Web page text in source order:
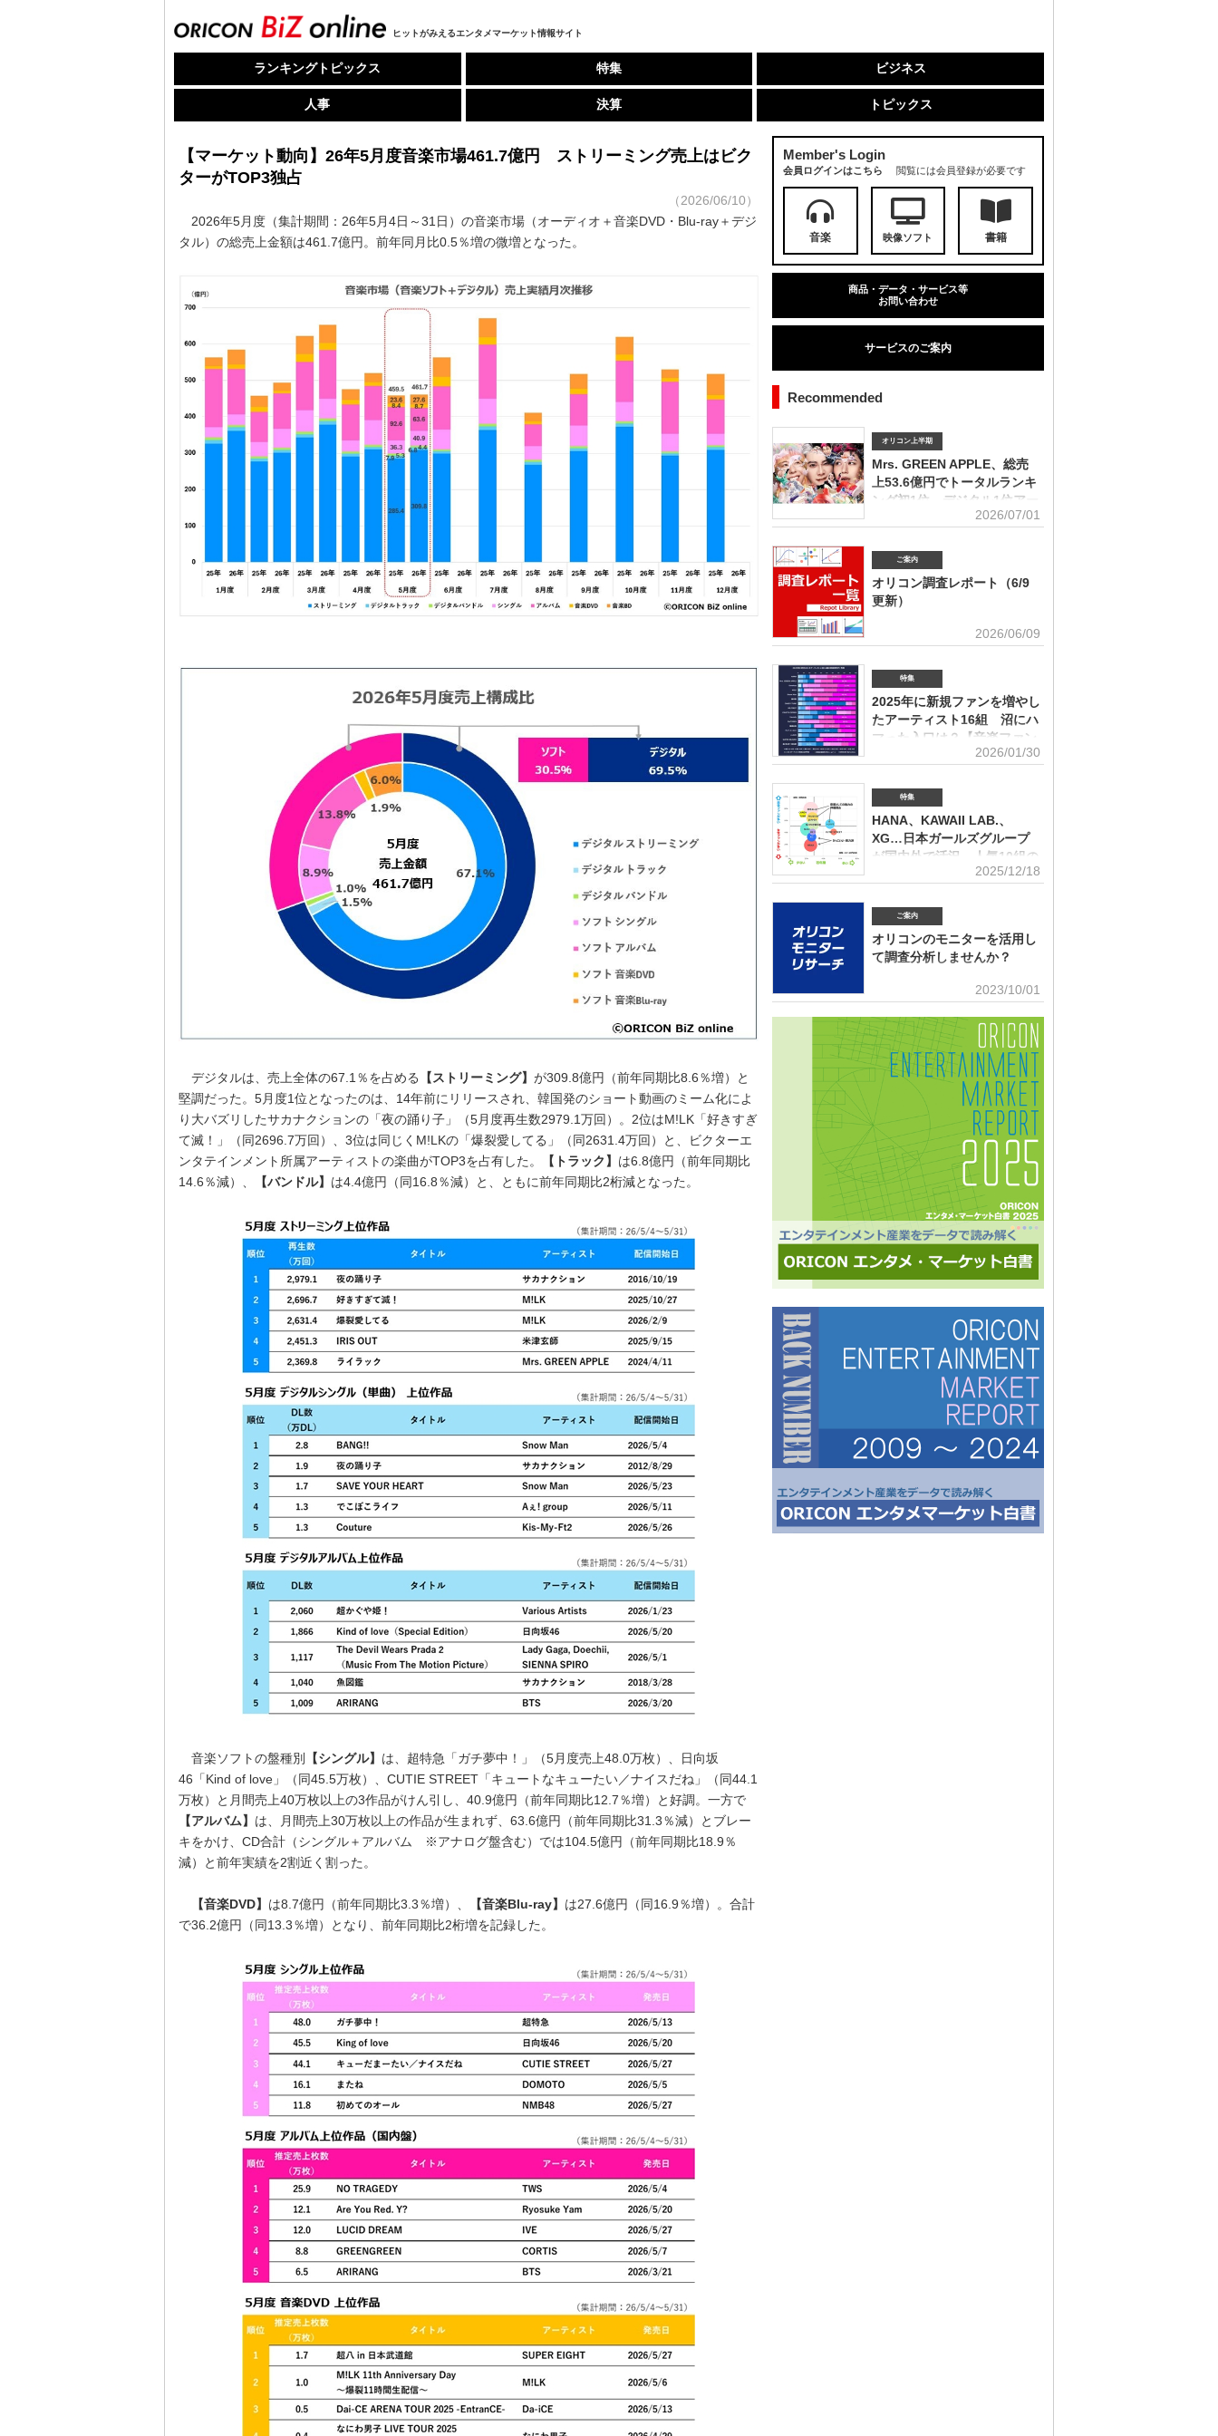
ヒットがみえるエンタメマーケット情報サイト
ランキングトピックス 特集 ビジネス
人事 決算 トピックス
【マーケット動向】26年5月度音楽市場461.7億円 ストリーミング売上はビク
ターがTOP3独占
（2026/06/10）
2026年5月度（集計期間：26年5月4日～31日）の音楽市場（オーディオ＋音楽DVD・Blu-ray＋デジ
タル）の総売上金額は461.7億円。前年同月比0.5％増の微増となった。
デジタルは、売上全体の67.1％を占める 【ストリーミング】 が309.8億円（前年同期比8.6％増）と
堅調だった。5月度1位となったのは、14年前にリリースされ、韓国発のショート動画のミーム化によ
り大バズリしたサカナクションの「夜の踊り子」（5月度再生数2979.1万回）。2位はM!LK「好きすぎ
て滅！」（同2696.7万回）、3位は同じくM!LKの「爆裂愛してる」（同2631.4万回）と、ビクターエ
ンタテインメント所属アーティストの楽曲がTOP3を占有した。
【トラック】 は6.8億円（前年同期比
14.6％減）、
【バンドル】 は4.4億円（同16.8％減）と、ともに前年同期比2桁減となった。
音楽ソフトの盤種別 【シングル】 は、超特急「ガチ夢中！」（5月度売上48.0万枚）、日向坂
46「Kind of love」（同45.5万枚）、CUTIE STREET「キュートなキューたい／ナイスだね」（同44.1
万枚）と月間売上40万枚以上の3作品がけん引し、40.9億円（前年同期比12.7％増）と好調。一方で
【アルバム】 は、月間売上30万枚以上の作品が生まれず、63.6億円（前年同期比31.3％減）とブレー
キをかけ、CD合計（シングル＋アルバム ※アナログ盤含む）では104.5億円（前年同期比18.9％
減）と前年実績を2割近く割った。
【音楽DVD】 は8.7億円（前年同期比3.3％増）、 【音楽Blu-ray】 は27.6億円（同16.9％増）。合計
で36.2億円（同13.3％増）となり、前年同期比2桁増を記録した。
Member's Login
会員ログインはこちら 閲覧には会員登録が必要です
音楽 映像ソフト 書籍
商品・データ・サービス等
お問い合わせ
サービスのご案内
Recommended
オリコン上半期
Mrs. GREEN APPLE、総売
上53.6億円でトータルランキ
ング初1位 デジタル1位アー
ティストの受賞は史上初
■アーティスト別セールス部門トータルランキング オリコンは7
月1日、「オリコン上半期ランキング2026」（集計期間：2025年
12月8日～2026年6月7日）のアーティスト別セールス部門「トー
タルランキング」を発表。Mrs. GREEN APPLEが期間内総売上
53.6億円で、自身初の1位に輝いた。Mrs. GREEN APPLEはアー
ティスト別セールス部門「デジタルランキング」では3年連続で上
半期1位を獲得。安価なデジタルで1位を獲得したアーティストが
GREEN APPLE（左から）藤澤涼架（Key）、大森元貴（Vo／
Gt）、若井滉斗（Gt） アーティスト別セールス部門「トータル
ランキング」は、音楽ソフト【シングル、アルバム、ミュージック
DVD・Blu-ray】とデジタル【デジタルシングル（単曲）、デジタ
ルアルバム、ストリーミン
2026/07/01
ご案内
オリコン調査レポート（6/9
更新）
ユーザー調査、マーケット動向を元にエン
価格戦略の策定、商品企画、値上げ検討時の判断材料として活用で
きるデータを提供(2026年6月)ボーイズグループに関する調査2026
音楽・ライブ・SNS・動画配信を横断したファン行動を分析。今
後のマーケティング戦略に活用できる内容を提供(2026年5月)アー
ティストグッズに関する調査2026「なぜ買うのか」「何が売れる
のか」「いくらまで買うのか」を明確化し、商品企画・価格設計・
販売戦略に直結する示唆を提案(2026年4月)ストリーミング影響分
析分析（TikTok＆YouTube）2026TikTokトレンドがどのようにス
トリーミングに影響を与えたかを、YouTubeの順位推移とともに
グラフ化(2026年2月)音楽パッケージの購入行動に関する調査
2026/06/09
特集
2025年に新規ファンを増やし
たアーティスト16組 沼にハ
マった入口は？【音楽ファン
ORICON BiZ onlineでは「2025年に好きになったアーティスト」
のアンケート調査を実施した。本調査は、コロナ禍（2020年3月～
2021年10月）、2022年、2023年、2024年に続いて5回目。直近2
年の得票数はMrs. GREEN APPLEがダントツだったが、2025年の
音楽シーンにおいて最も多くの“新規ファン”を獲得したアーティス
トは誰だったのか、得票数TOP15（13位が同率4組だったため計
16組）を紹介する。 本調査は、2025年12月12日～18日にイン
ち、「2025年1～12月の期間に初めて好きになった音楽アーティ
ストはいますか（※2024年以前からずっと好きというアーティス
トは対象外）」との問いに「いる」と答えた人（1833人＝全体の
40.1％）に対して、1組をあげてもらった。「いる」と回答し
2026/01/30
特集
HANA、KAWAII LAB.、
XG…日本ガールズグループ
が国内外で活況 人気10組の
認知・好感、応援・消費行動
日本のガールズグループシーンでは近年、BMSG×ちゃんみながタ
ッグを組んだオーディション『NO NO GIRLS』発のHANAがオリ
コン週間ストリーミングランキングで鮮烈な初登場1位デビュー、
アソビシステムからFRUITS ZIPPERを筆頭とするKAWAII LAB.所
人ながら海外を主戦場としているXGの国内外での大旋風など活況
象とし、認知経路、イメージ、情報源、推し活・消費行動などを多
角的に調査した『日本ガールズグループ調査2025』をまとめ
た。 本調査の対象アーティストは【2024年1月以降の配信開始楽
曲でストリーミング累積3000万回超えの作品がある】日本のガー
ルズグループ。メジャーデビュー順に、超ときめき▽宣伝部（▽＝
ハート／以下、超ときめき宣伝部）＝LOVE
2025/12/18
ご案内
オリコンのモニターを活用し
て調査分析しませんか？
■アンケート専用のモニター組織世の中に
を届けようと、自由回答への記入が多い傾向にあります。■ライフ
スタイルセグメンテーションを基にした調査が可能生活意識や志向
性など日本人を価値観という視点から、予めセグメントしたモニタ
ー調査が可能。■オリコングループならではの「エンタメ」に特化
音楽アーティスト・アイドル・俳優・女優・アナウンサー・ドラ
マ・ライブ・ゲーム…など、エンタメ分野のマーケティングリサー
チの実績多数。■“オリコンランキング”のブランドをコンシューマ
分野においても活用・アンケートモニターの意見をランキング化
し、メディア展開・ビジネス記事のエビデンスデータとして・定性
データをoricon BiZ onlineに蓄積■様々なクライアント様にご利用
いただいております■活用事例 ●アーティストの現
2023/10/01